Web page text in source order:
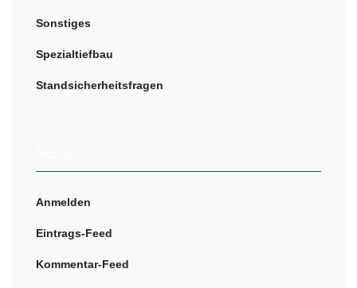
Sonstiges
Spezialtiefbau
Standsicherheitsfragen
Anmelden
Eintrags-Feed
Kommentar-Feed